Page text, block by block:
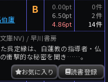
伯庸
B
0.00pt
6.50pt
4.86pt
0件
2件
14件
庫NV) / 早川書房
呉定縁は、白蓮教の指導者・仏
衝撃的な秘密を聞き……。
読書登録
お気に入り